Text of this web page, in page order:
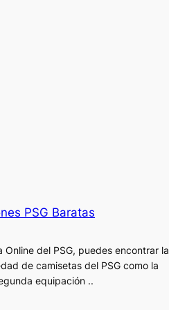
PSG Baratas
Online del PSG, puedes encontrar la
de camisetas del PSG como la
equipación ..